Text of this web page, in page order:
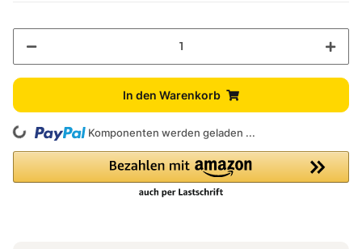
In den Warenkorb
Komponenten werden geladen ...